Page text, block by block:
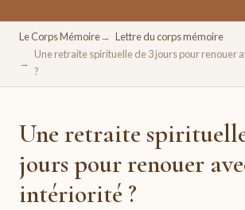
Un espace pour se retrouver, se
avec soi.
Le Corps Mémoire
Lettre du corps mémoire
Une retraite spirituelle de 3 jours pour renouer
?
Une retraite
jours pour renouer
intériorité ?